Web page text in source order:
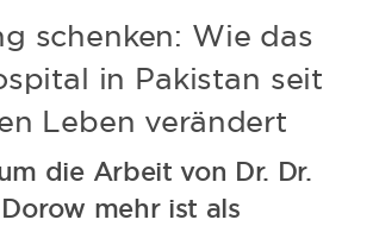
schenken: Wie das
in Pakistan seit
Leben verändert
die Arbeit von Dr. Dr.
mehr ist als